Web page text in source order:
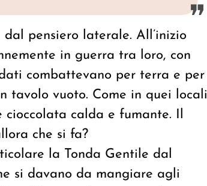
pensiero laterale. All’inizio
in guerra tra loro, con
combattevano per terra e per
tavolo vuoto. Come in quei locali
cioccolata calda e fumante. Il
che si fa?
la Tonda Gentile dal
si davano da mangiare agli